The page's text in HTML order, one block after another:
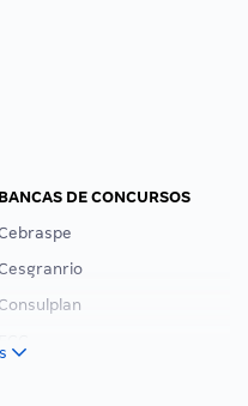
BANCAS DE CONCURSOS
Consulplan